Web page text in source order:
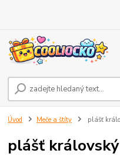
Úvod Meče a štíty plášť
plášť